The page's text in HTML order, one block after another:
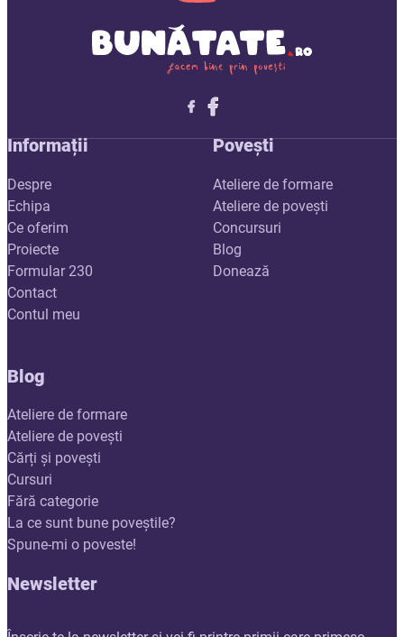
Follow me on X
Follow me on LinkedIn
Follow me on X
Informații
Despre
Echipa
Ce oferim
Proiecte
Formular 230
Contact
Contul meu
Povești
Ateliere de formare
Ateliere de povești
Concursuri
Blog
Donează
Blog
Ateliere de formare
Ateliere de povești
Cărți și povești
Cursuri
Fără categorie
La ce sunt bune poveștile?
Spune-mi o poveste!
Newsletter